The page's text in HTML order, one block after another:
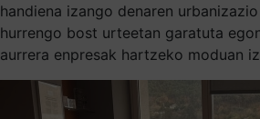
handiena izango denaren
hurrengo bost urteetan garatuta
aurrera enpresak hartzeko moduan